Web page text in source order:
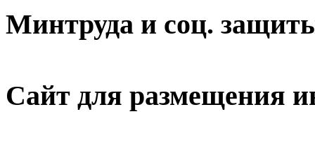
Минтруда и соц.
Сайт для размещения